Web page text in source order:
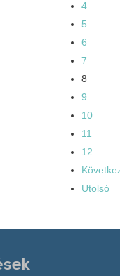
4
5
6
7
8
9
10
11
12
Utolsó